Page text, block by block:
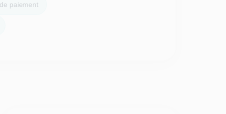
paiement